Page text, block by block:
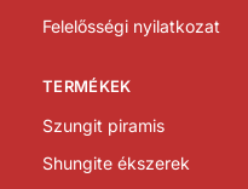
Felelősségi nyilatkozat
TERMÉKEK
Szungit piramis
Shungite ékszerek